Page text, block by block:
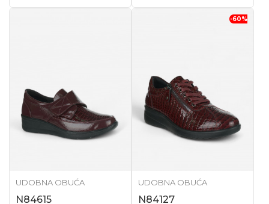
UDOBNA OBUĆA
N84615
-60%
UDOBNA OBUĆA
N84127